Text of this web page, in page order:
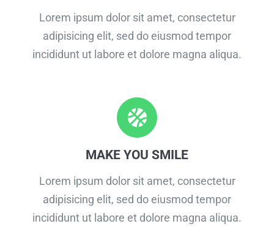
Lorem ipsum dolor sit amet, consectetur
adipisicing elit, sed do eiusmod tempor
incididunt ut labore et dolore magna aliqua.
MAKE YOU SMILE
Lorem ipsum dolor sit amet, consectetur
adipisicing elit, sed do eiusmod tempor
incididunt ut labore et dolore magna aliqua.